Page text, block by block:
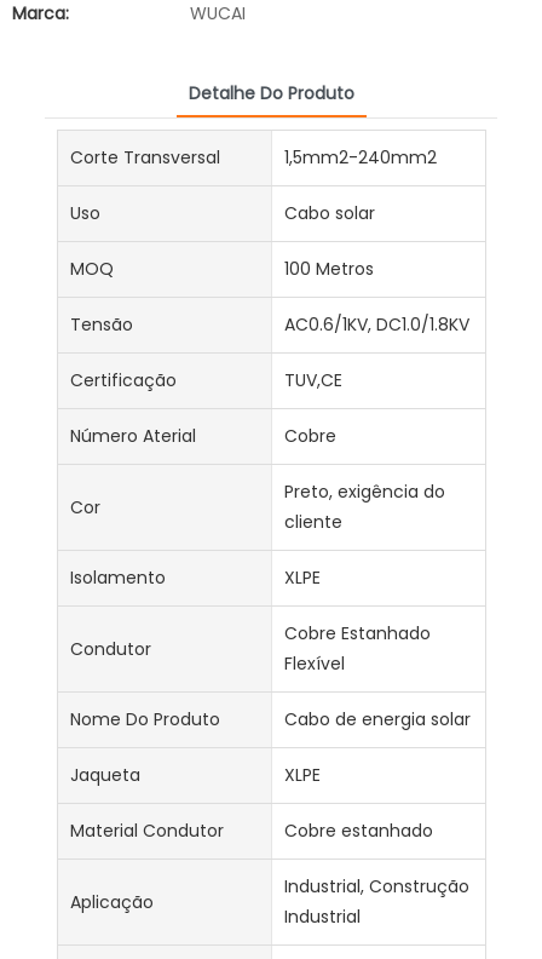
Marca:
WUCAI
Detalhe Do Produto
Corte Transversal 1,5mm2-240mm2
Uso Cabo solar
MOQ 100 Metros
Tensão AC0.6/1KV, DC1.0/1.8KV
Certificação TUV,CE
Número Aterial Cobre
Cor
Preto, exigência do
cliente
Isolamento XLPE
Condutor
Cobre Estanhado
Flexível
Nome Do Produto Cabo de energia solar
Jaqueta XLPE
Material Condutor Cobre estanhado
Aplicação
Industrial, Construção
Industrial